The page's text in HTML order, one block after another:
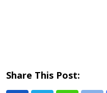
Share This Post: